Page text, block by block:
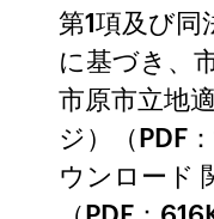
第1項及び同
に基づき、
市原市立地
ジ）（PDF
ウンロード